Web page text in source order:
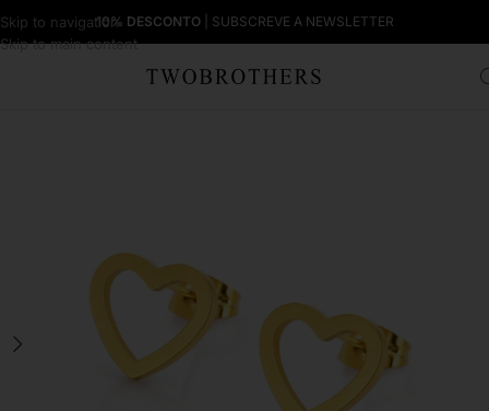
Skip to navigation
Skip to main content
10% DESCONTO| SUBSCREVE A NEWSLETTER
Brincos Mulher